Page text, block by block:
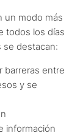
un modo más
todos los días
se destacan:
barreras entre
y se
información